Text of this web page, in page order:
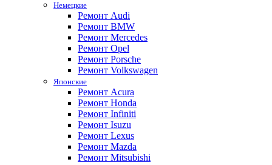
Немецкие
Ремонт Audi
Ремонт BMW
Ремонт Mercedes
Ремонт Opel
Ремонт Porsche
Ремонт Volkswagen
Японские
Ремонт Acura
Ремонт Honda
Ремонт Infiniti
Ремонт Isuzu
Ремонт Lexus
Ремонт Mazda
Ремонт Mitsubishi